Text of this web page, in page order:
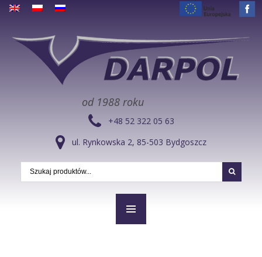
od 1988 roku
+48 52 322 05 63
ul. Rynkowska 2, 85-503 Bydgoszcz